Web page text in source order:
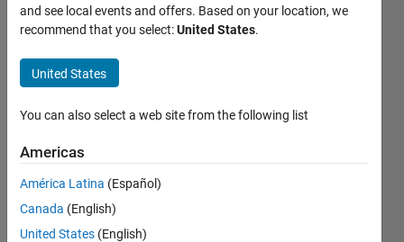
サイレ
ントモ
ードで
の​イン
ストー
ルで
「製品​
ファイ
ルを読
and see local events and offers. Based on your location, we
recommend that you select:United States.
United States
You can also select a web site from the following list
Americas
América Latina (Español)
Canada (English)
United States (English)